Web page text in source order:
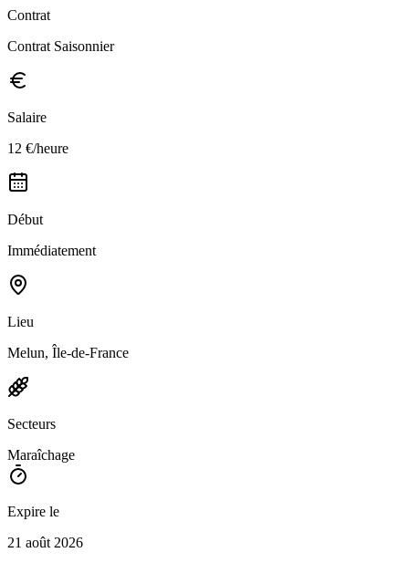
Contrat
Contrat Saisonnier
Salaire
12 €/heure
Début
Immédiatement
Lieu
Melun, Île-de-France
Secteurs
Maraîchage
Expire le
21 août 2026